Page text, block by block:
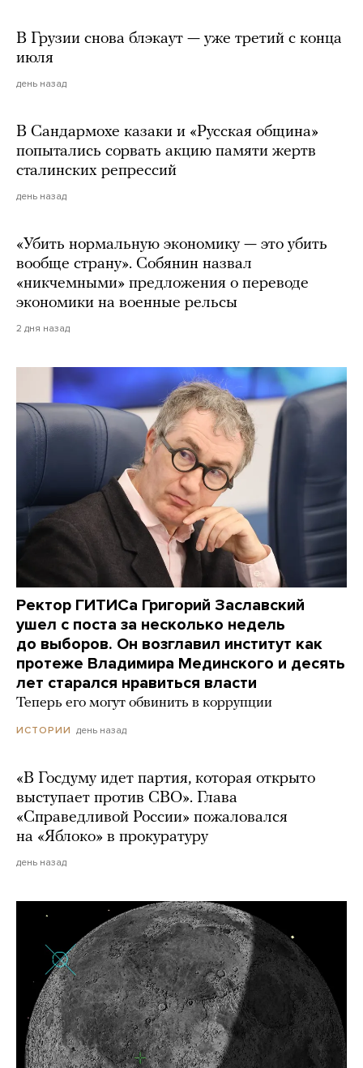
В Грузии снова блэкаут — уже третий с конца
июля
день назад
В Сандармохе казаки и «Русская община»
попытались сорвать акцию памяти жертв
сталинских репрессий
день назад
«Убить нормальную экономику — это убить
вообще страну». Собянин назвал
«никчемными» предложения о переводе
экономики на военные рельсы
2 дня назад
Ректор ГИТИСа Григорий Заславский
ушел с поста за несколько недель
до выборов. Он возглавил институт как
протеже Владимира Мединского и десять
лет старался нравиться власти
Теперь его могут обвинить в коррупции
ИСТОРИИ день назад
«В Госдуму идет партия, которая открыто
выступает против СВО». Глава
«Справедливой России» пожаловался
на «Яблоко» в прокуратуру
день назад